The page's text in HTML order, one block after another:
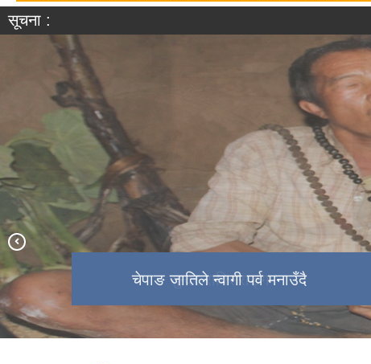
सूचना :
सुन्दर राक्सिराङ्ग
चेपाङ जातिले न्वागी पर्व मनाउँदै
राक्सिराङ्ग ६ सिलिंगेबाट देखिने दृश्य
मनमोहक दृश्य, राक्सिराङ्ग ८
लाल पार्क, राक्सिराङ्ग ५